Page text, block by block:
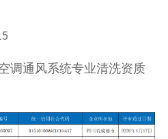
调通风系统专业清洗资质